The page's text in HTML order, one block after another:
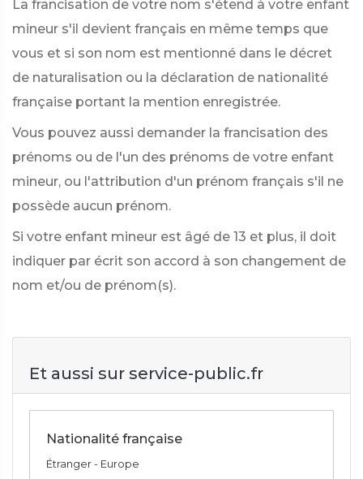
La francisation de votre nom s'étend à votre enfant
mineur s'il devient français en même temps que
vous et si son nom est mentionné dans le décret
de naturalisation ou la déclaration de nationalité
française portant la mention enregistrée.
Vous pouvez aussi demander la francisation des
prénoms ou de l'un des prénoms de votre enfant
mineur, ou l'attribution d'un prénom français s'il ne
possède aucun prénom.
Si votre enfant mineur est âgé de 13 et plus, il doit
indiquer par écrit son accord à son changement de
nom et/ou de prénom(s).
Et aussi sur service-public.fr
Nationalité française
Étranger - Europe